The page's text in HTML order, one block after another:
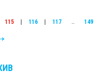
115 116 117 .. 149